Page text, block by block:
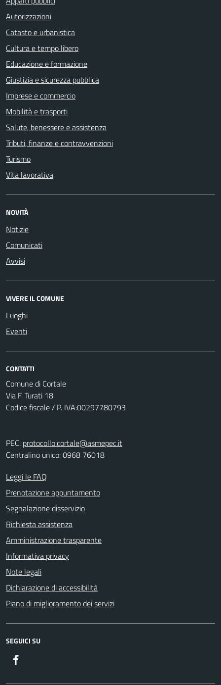
Autorizzazioni
Catasto e urbanistica
Cultura e tempo libero
Educazione e formazione
Giustizia e sicurezza pubblica
Imprese e commercio
Mobilità e trasporti
Salute, benessere e assistenza
Tributi, finanze e contravvenzioni
Turismo
Vita lavorativa
NOVITÀ
Notizie
Comunicati
Avvisi
VIVERE IL COMUNE
Luoghi
Eventi
CONTATTI
Comune di Cortale
Via F. Turati 18
Codice fiscale / P. IVA:00297780793
PEC: protocollo.cortale@asmepec.it
Centralino unico: 0968 76018
Leggi le FAQ
Prenotazione appuntamento
Segnalazione disservizio
Richiesta assistenza
Amministrazione trasparente
Informativa privacy
Note legali
Dichiarazione di accessibilità
Piano di miglioramento dei servizi
SEGUICI SU